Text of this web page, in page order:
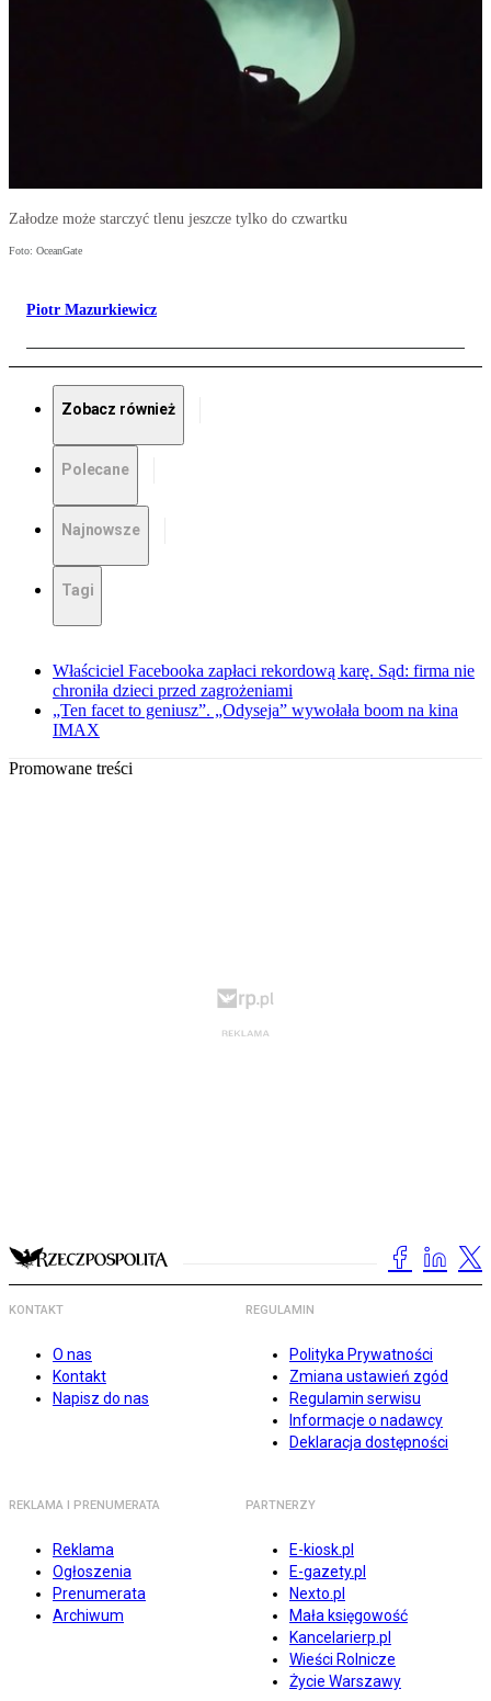
Załodze może starczyć tlenu jeszcze tylko do czwartku
Foto: OceanGate
Piotr Mazurkiewicz
Zobacz również
Polecane
Najnowsze
Tagi
Właściciel Facebooka zapłaci rekordową karę. Sąd: firma nie
chroniła dzieci przed zagrożeniami
„Ten facet to geniusz”. „Odyseja” wywołała boom na kina
IMAX
Promowane treści
KONTAKT
O nas
Kontakt
Napisz do nas
REGULAMIN
Polityka Prywatności
Zmiana ustawień zgód
Regulamin serwisu
Informacje o nadawcy
Deklaracja dostępności
REKLAMA I PRENUMERATA
Reklama
Ogłoszenia
Prenumerata
Archiwum
PARTNERZY
E-kiosk.pl
E-gazety.pl
Nexto.pl
Mała księgowość
Kancelarierp.pl
Wieści Rolnicze
Życie Warszawy